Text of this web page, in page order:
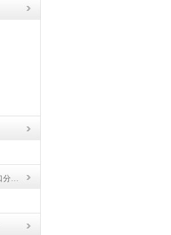
移液器|移液枪|吸头|瓶口分液器